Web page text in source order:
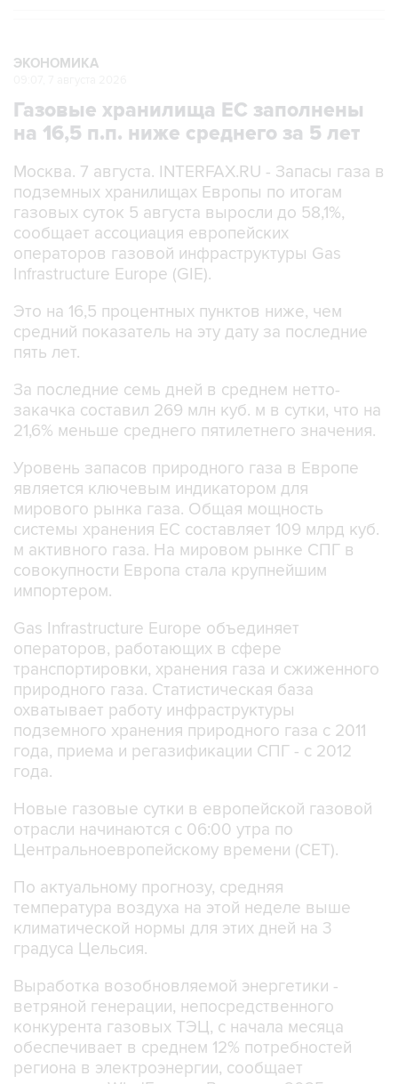
Газовые хранилища ЕС заполнены
на 16,5 п.п. ниже среднего за 5 лет
Москва. 7 августа. INTERFAX.RU - Запасы газа в
газовых суток 5 августа выросли до 58,1%,
сообщает ассоциация европейских
операторов газовой инфраструктуры Gas
Infrastructure Europe (GIE).
Это на 16,5 процентных пунктов ниже, чем
пять лет.
За последние семь дней в среднем нетто-
21,6% меньше среднего пятилетнего значения.
Уровень запасов природного газа в Европе
мирового рынка газа. Общая мощность
системы хранения ЕС составляет 109 млрд куб.
м активного газа. На мировом рынке СПГ в
совокупности Европа стала крупнейшим
импортером.
Gas Infrastructure Europe объединяет
транспортировки, хранения газа и сжиженного
природного газа. Статистическая база
охватывает работу инфраструктуры
подземного хранения природного газа с 2011
года, приема и регазификации СПГ - с 2012
года.
Новые газовые сутки в европейской газовой
Центральноевропейскому времени (CET).
По актуальному прогнозу, средняя
климатической нормы для этих дней на 3
градуса Цельсия.
Выработка возобновляемой энергетики -
конкурента газовых ТЭЦ, с начала месяца
обеспечивает в среднем 12% потребностей
региона в электроэнергии, сообщает
ассоциация WindEurope. В августе 2025 года
их вклад был 14%.